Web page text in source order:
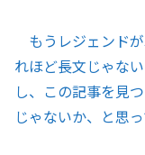
もうレジェンド
れほど長文じゃな
し、この記事を見
じゃないか、と思っ